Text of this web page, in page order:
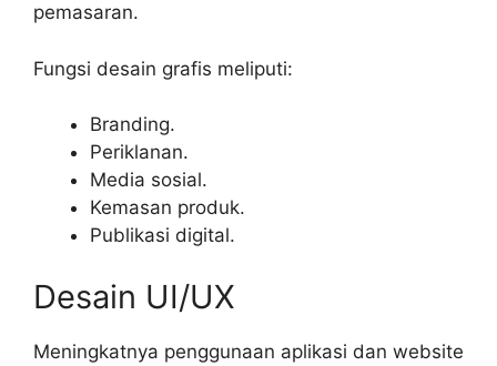
pemasaran.
Fungsi desain grafis meliputi:
Branding.
Periklanan.
Media sosial.
Kemasan produk.
Publikasi digital.
Desain UI/UX
Meningkatnya penggunaan aplikasi dan website